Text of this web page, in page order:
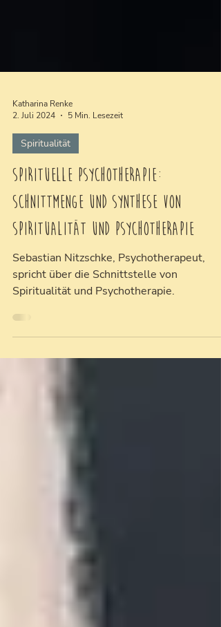
Katharina Renke
2. Juli 2024
5 Min. Lesezeit
Spiritualität
Spirituelle Psychotherapie:
Schnittmenge und Synthese von
Spiritualität und Psychotherapie
Sebastian Nitzschke, Psychotherapeut,
spricht über die Schnittstelle von